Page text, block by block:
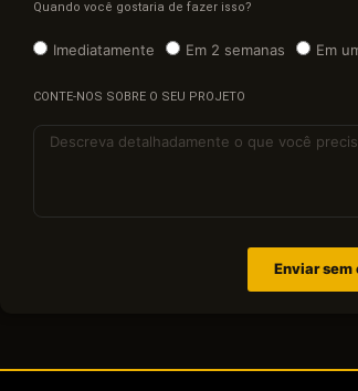
Quando você gostaria de fazer isso?
Imediatamente Em 2 semanas Em
CONTE-NOS SOBRE O SEU PROJETO
Enviar